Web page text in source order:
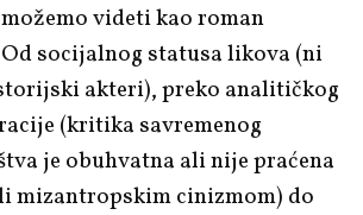
videti kao roman
socijalnog statusa likova (ni
akteri), preko analitičkog
(kritika savremenog
je obuhvatna ali nije praćena
mizantropskim cinizmom) do